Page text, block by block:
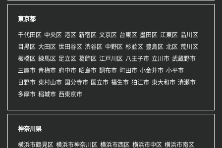
東京都
千代田区 中央区 港区 新宿区 文京区 台東区 墨田区 江東区 品川区
目黒区 大田区 世田谷区 渋谷区 中野区 杉並区 豊島区 北区 荒川区
板橋区 練馬区 足立区 葛飾区 江戸川区 八王子市 立川市 武蔵野市
三鷹市 青梅市 府中市 昭島市 調布市 町田市 小金井市 小平市
日野市 東村山市 国分寺市 国立市 福生市 狛江市 東大和市 清瀬市
多摩市 稲城市 西東京市
神奈川県
横浜市鶴見区 横浜市神奈川区 横浜市西区 横浜市中区 横浜市南区